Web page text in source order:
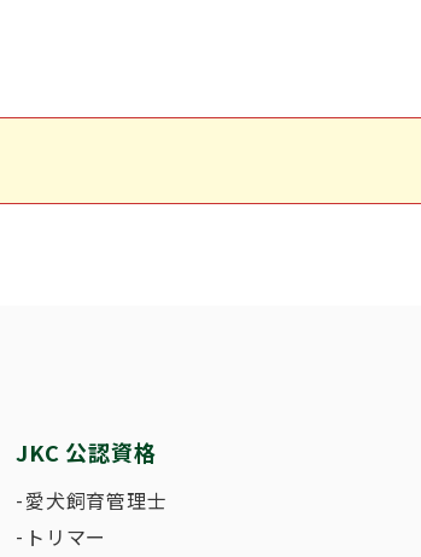
JKC 公認資格
愛犬飼育管理士
トリマー